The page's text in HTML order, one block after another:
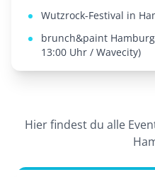
Wutzrock-Festival in
brunch&paint
13:00 Uhr / Wavecity)
Hier findest du alle